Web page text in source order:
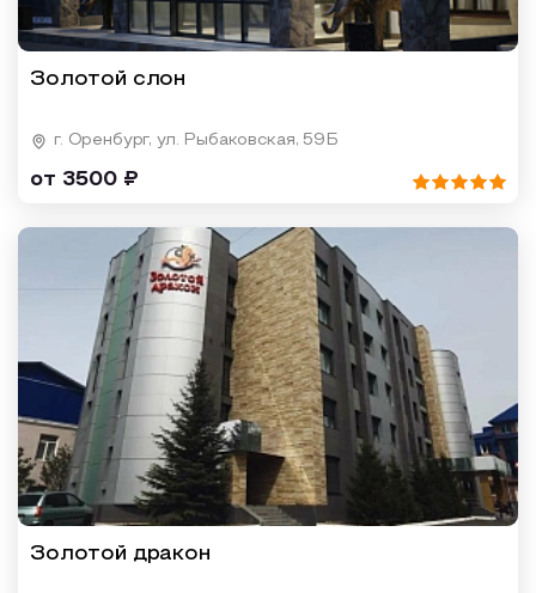
Золотой слон
г. Оренбург, ул. Рыбаковская, 59Б
от 3500 ₽
Золотой дракон